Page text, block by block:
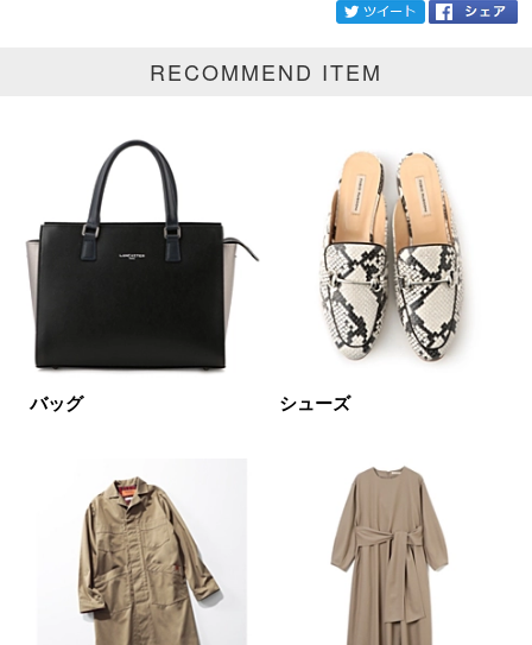
サイズ
掲載雑誌
価格
表示オプション
すべて 新着
SALE商品 予約品
再入荷 ラスト1
RECOMMEND ITEM
バッグ シューズ